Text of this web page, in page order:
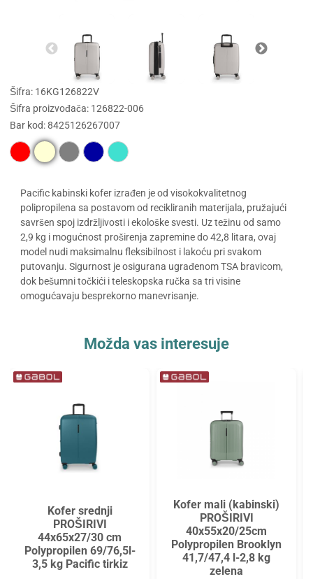
Šifra: 16KG126822V
Šifra proizvođača: 126822-006
Bar kod: 8425126267007
Pacific kabinski kofer izrađen je od visokokvalitetnog
polipropilena sa postavom od recikliranih materijala, pružajući
savršen spoj izdržljivosti i ekološke svesti. Uz težinu od samo
2,9 kg i mogućnost proširenja zapremine do 42,8 litara, ovaj
model nudi maksimalnu fleksibilnost i lakoću pri svakom
putovanju. Sigurnost je osigurana ugrađenom TSA bravicom,
dok bešumni točkići i teleskopska ručka sa tri visine
omogućavaju besprekorno manevrisanje.
Možda vas interesuje
Kofer srednji
PROŠIRIVI
44x65x27/30 cm
Polypropilen 69/76,5l-
3,5 kg Pacific tirkiz
Kofer mali (kabinski)
PROŠIRIVI
40x55x20/25cm
Polypropilen Brooklyn
41,7/47,4 l-2,8 kg
zelena